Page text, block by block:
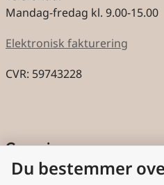
Mandag-fredag kl. 9.00-15.00
Elektronisk fakturering
CVR: 59743228
Genveje
Cookies
Du bestemmer